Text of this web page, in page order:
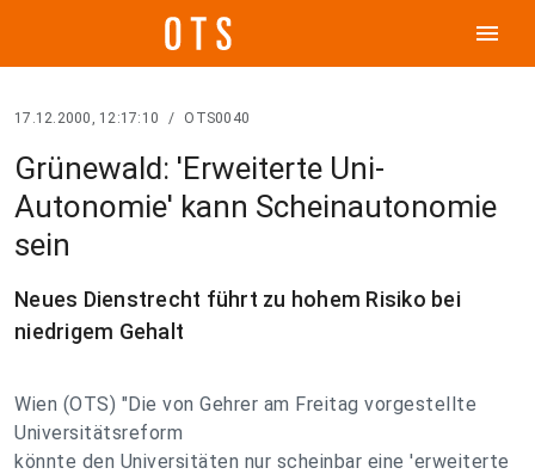
menu
17.12.2000, 12:17:10 / OTS0040
Grünewald: 'Erweiterte Uni-
Autonomie' kann Scheinautonomie
sein
Neues Dienstrecht führt zu hohem Risiko bei
niedrigem Gehalt
Wien (OTS) "Die von Gehrer am Freitag vorgestellte
Universitätsreform
könnte den Universitäten nur scheinbar eine 'erweiterte